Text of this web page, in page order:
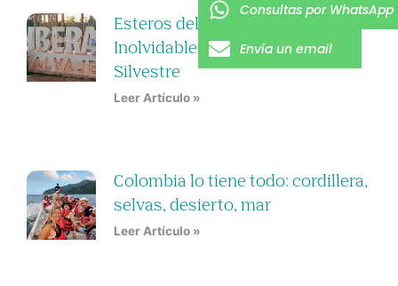
Esteros del Iberá Un Viaje
Inolvidable a la Reserva de Vida
Silvestre
Leer Artículo »
Colombia lo tiene todo: cordillera,
selvas, desierto, mar
Leer Artículo »
Consultas por WhatsApp
Envía un email